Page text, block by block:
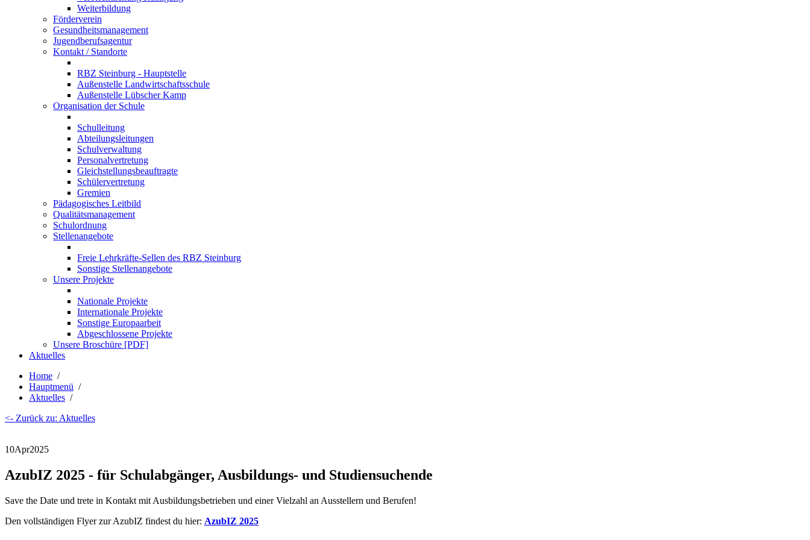
Weiterbildung
Förderverein
Gesundheitsmanagement
Jugendberufsagentur
Kontakt / Standorte
RBZ Steinburg - Hauptstelle
Außenstelle Landwirtschaftsschule
Außenstelle Lübscher Kamp
Organisation der Schule
Schulleitung
Abteilungsleitungen
Schulverwaltung
Personalvertretung
Gleichstellungsbeauftragte
Schülervertretung
Gremien
Pädagogisches Leitbild
Qualitätsmanagement
Schulordnung
Stellenangebote
Freie Lehrkräfte-Sellen des RBZ Steinburg
Sonstige Stellenangebote
Unsere Projekte
Nationale Projekte
Internationale Projekte
Sonstige Europaarbeit
Abgeschlossene Projekte
Unsere Broschüre [PDF]
Aktuelles
Home /
Hauptmenü /
Aktuelles /
<- Zurück zu: Aktuelles
10Apr2025
AzubIZ 2025 - für Schulabgänger, Ausbildungs- und Studiensuchende
Save the Date und trete in Kontakt mit Ausbildungsbetrieben und einer Vielzahl an Ausstellern und Berufen!
Den vollständigen Flyer zur AzubIZ findest du hier: AzubIZ 2025